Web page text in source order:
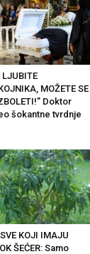
LJUBITE
MOŽETE SE
Doktor
šokantne tvrdnje
KOJI IMAJU
ŠEĆER: Samo